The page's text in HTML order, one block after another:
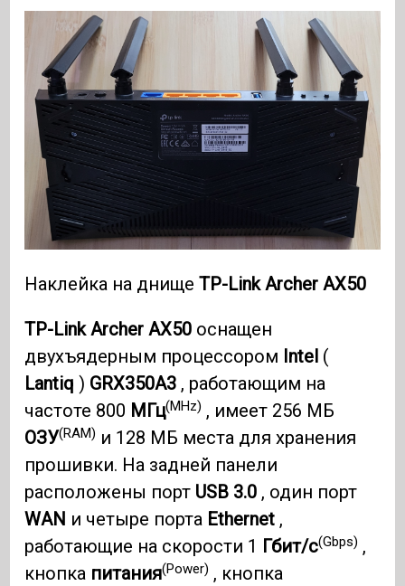
Наклейка на днищеTP-Link Archer AX50
TP-Link Archer AX50 оснащен
двухъядерным процессором Intel (
Lantiq ) GRX350A3 , работающим на
частоте 800 МГц(MHz) , имеет 256 МБ
ОЗУ(RAM) и 128 МБ места для хранения
прошивки. На задней панели
расположены порт USB 3.0 , один порт
WAN и четыре порта Ethernet ,
работающие на скорости 1 Гбит/с(Gbps) ,
кнопка питания(Power) , кнопка